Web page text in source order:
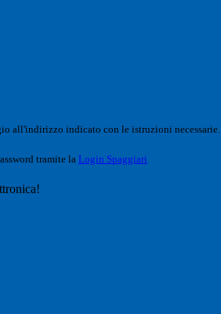
all'indirizzo indicato con le istruzioni necessarie.
tramite la Login Spaggiari